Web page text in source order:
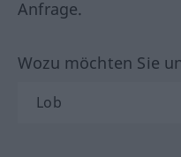
Anfrage.
Wozu möchten Sie